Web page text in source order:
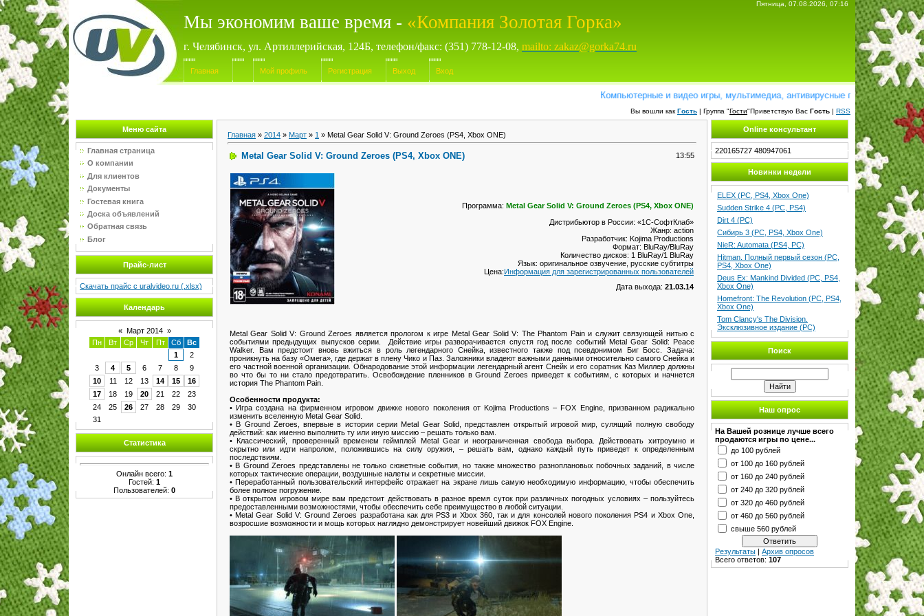
Пятница, 07.08.2026, 07:16
Мы экономим ваше время - «Компания Золотая Горка»
г. Челябинск, ул. Артиллерийская, 124Б, телефон/факс: (351) 778-12-08, mailto: zakaz@gorka74.ru
Главная Мой профиль Регистрация Выход Вход
Компьютерные и видео игры, мультимедиа, антивирусные программы,
Вы вошли как Гость | Группа "Гости"Приветствую Вас Гость | RSS
Меню сайта
Главная страница
О компании
Для клиентов
Документы
Гостевая книга
Доска объявлений
Обратная связь
Блог
Прайс-лист
Скачать прайс с uralvideo.ru (.xlsx)
Календарь
« Март 2014 »
Пн
Вт Ср Чт Пт Сб
Вс
1
2
3
4 5 6 7 8
9
10
11 12 13 14 15
16
17
18 19 20 21 22
23
24
25 26 27 28 29
30
31
Статистика
Онлайн всего: 1
Гостей: 1
Пользователей: 0
Главная » 2014 » Март » 1 » Metal Gear Solid V: Ground Zeroes (PS4, Xbox ONE)
Metal Gear Solid V: Ground Zeroes (PS4, Xbox ONE) 13:55
Программа: Metal Gear Solid V: Ground Zeroes (PS4, Xbox ONE)
Дистрибьютор в России: «1С-СофтКлаб»
Жанр: action
Разработчик: Kojima Productions
Формат: BluRay/BluRay
Количество дисков: 1 BluRay/1 BluRay
Язык: оригинальное озвучение, русские субтитры
Цена:Информация для зарегистрированных пользователей
Дата выхода: 21.03.14
Metal Gear Solid V: Ground Zeroes является прологом к игре Metal Gear Solid V: The Phantom Pain и служит связующей нитью с
событиями предыдущих выпусков серии. Действие игры разворачивается спустя год после событий Metal Gear Solid: Peace
Walker. Вам предстоит вновь вжиться в роль легендарного Снейка, известного также под псевдонимом Биг Босс. Задача:
проникнуть на базу «Омега», где держат в плену Чико и Паз. Заложники владеют важными данными относительно самого Снейка и
его частной военной организации. Обнародование этой информации легендарный агент Снейк и его соратник Каз Миллер должны
во что бы то ни стало предотвратить. Освобождение пленников в Ground Zeroes приведет к событиям, с которых и начнется
история The Phantom Pain.
Особенности продукта:
• Игра создана на фирменном игровом движке нового поколения от Kojima Productions – FOX Engine, призванном радикально
изменить вселенную Metal Gear Solid.
• В Ground Zeroes, впервые в истории серии Metal Gear Solid, представлен открытый игровой мир, сулящий полную свободу
действий: как именно выполнить ту или иную миссию – решать только вам.
• Классический, проверенный временем геймплей Metal Gear и неограниченная свобода выбора. Действовать хитроумно и
скрытно или идти напролом, положившись на силу оружия, – решать вам, однако каждый путь приведет к определенным
последствиям.
• В Ground Zeroes представлены не только сюжетные события, но также множество разноплановых побочных заданий, в числе
которых тактические операции, воздушные налеты и секретные миссии.
• Переработанный пользовательский интерфейс отражает на экране лишь самую необходимую информацию, чтобы обеспечить
более полное погружение.
• В открытом игровом мире вам предстоит действовать в разное время суток при различных погодных условиях – пользуйтесь
предоставленными возможностями, чтобы обеспечить себе преимущество в любой ситуации.
• Metal Gear Solid V: Ground Zeroes разработана как для PS3 и Xbox 360, так и для консолей нового поколения PS4 и Xbox One,
возросшие возможности и мощь которых наглядно демонстрирует новейший движок FOX Engine.
Online консультант
220165727 480947061
Новинки недели
ELEX (PC, PS4, Xbox One)
Sudden Strike 4 (PC, PS4)
Dirt 4 (PC)
Сибирь 3 (PC, PS4, Xbox One)
NieR: Automata (PS4, PC)
Hitman. Полный первый сезон (PC,
PS4, Xbox One)
Deus Ex: Mankind Divided (PC, PS4,
Xbox One)
Homefront: The Revolution (PC, PS4,
Xbox One)
Tom Clancy's The Division.
Эксклюзивное издание (PC)
Поиск
Наш опрос
На Вашей рознице лучше всего
продаются игры по цене...
до 100 рублей
от 100 до 160 рублей
от 160 до 240 рублей
от 240 до 320 рублей
от 320 до 460 рублей
от 460 до 560 рублей
свыше 560 рублей
Результаты | Архив опросов
Всего ответов: 107